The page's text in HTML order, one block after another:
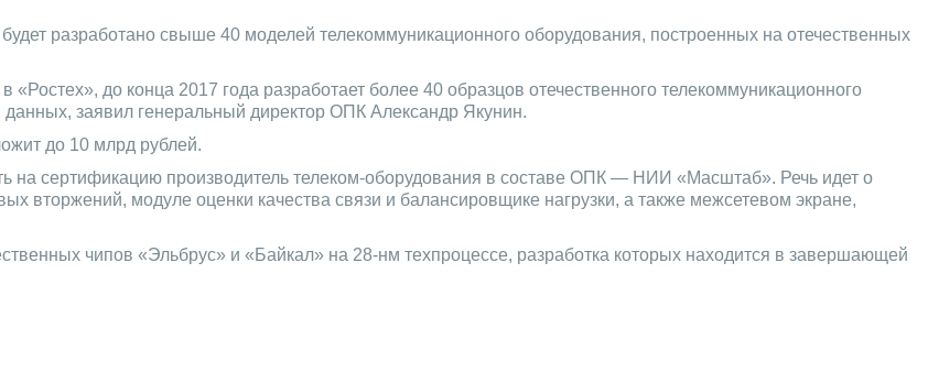
разработано свыше 40 моделей телекоммуникационного оборудования, построенных на отечественных
до конца 2017 года разработает более 40 образцов отечественного телекоммуникационного
заявил генеральный директор ОПК Александр Якунин.
до 10 млрд рублей.
на сертификацию производитель телеком-оборудования в составе ОПК — НИИ «Масштаб». Речь идет о
вторжений, модуле оценки качества связи и балансировщике нагрузки, а также межсетевом экране,
чипов «Эльбрус» и «Байкал» на 28-нм техпроцессе, разработка которых находится в завершающей